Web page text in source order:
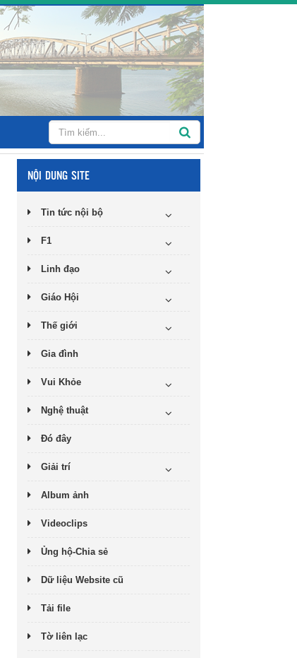
NỘI DUNG SITE
Tin tức nội bộ
F1
Linh đạo
Giáo Hội
Thế giới
Gia đình
Vui Khỏe
Nghệ thuật
Đó đây
Giải trí
Album ảnh
Videoclips
Ủng hộ-Chia sẻ
Dữ liệu Website cũ
Tải file
Tờ liên lạc